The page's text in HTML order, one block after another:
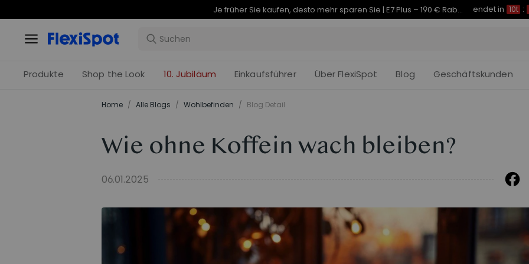
Je früher Sie kaufen, desto mehr sparen Sie | C7 Morpher – 290 € Rabatt endet in 10t :
Produkte Shop the Look 10. Jubiläum Einkaufsführer Über FlexiSpot Blog Geschäftskunden
Home / Alle Blogs / Wohlbefinden / Blog Detail
Wie ohne Koffein wach bleiben?
06.01.2025